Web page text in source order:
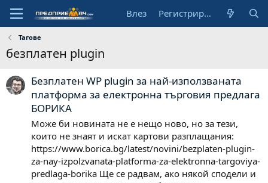
Влез Регистрирай се
Тагове
безплатен plugin
Безплатен WP plugin за най-използваната
платформа за електронна търговия предлага
БОРИКА
Може би новината не е нещо ново, но за тези,
които не знаят и искат картови разплащания:
https://www.borica.bg/latest/novini/bezplaten-plugin-
za-nay-izpolzvanata-platforma-za-elektronna-targoviya-
predlaga-borika Ще се радвам, ако някой сподели и